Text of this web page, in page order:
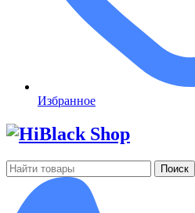
Избранное
Поиск